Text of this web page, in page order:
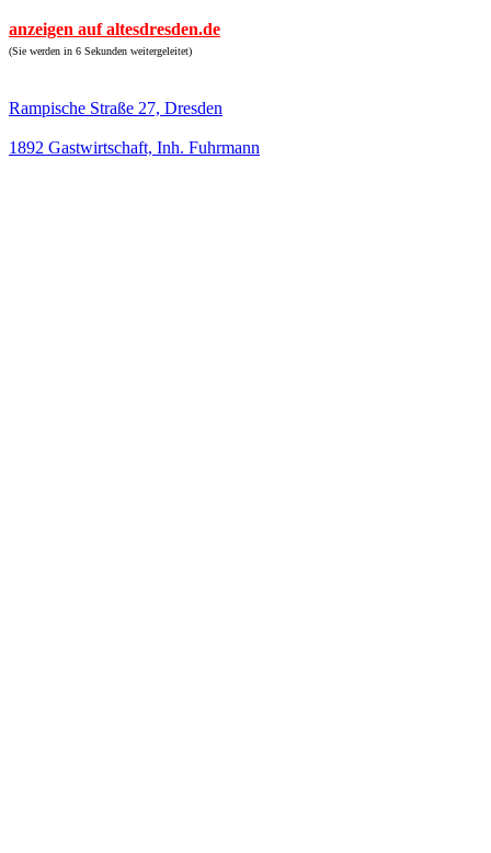
anzeigen auf altesdresden.de
(Sie werden in 6 Sekunden weitergeleitet)
Rampische Straße 27, Dresden
1892 Gastwirtschaft, Inh. Fuhrmann